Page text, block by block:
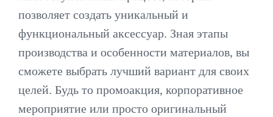
позволяет создать уникальный и
функциональный аксессуар. Зная этапы
производства и особенности материалов, вы
сможете выбрать лучший вариант для своих
целей. Будь то промоакция, корпоративное
мероприятие или просто оригинальный